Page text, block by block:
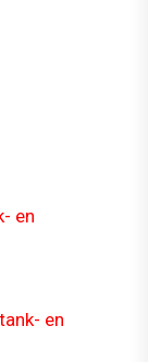
en
en